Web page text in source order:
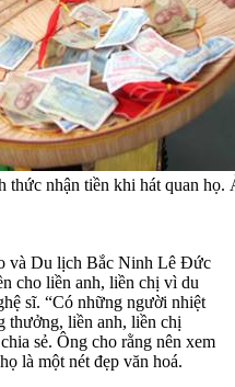
thức nhận tiền khi hát quan họ.
và Du lịch Bắc Ninh Lê Đức
cho liền anh, liền chị vì du
sĩ. “Có những người nhiệt
thưởng, liền anh, liền chị
sẻ. Ông cho rằng nên xem
là một nét đẹp văn hoá.